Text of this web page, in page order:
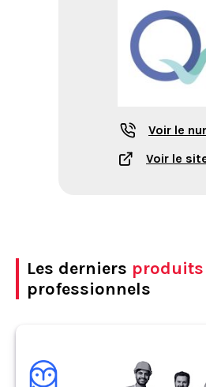
Voir le
Voir le
Les derniers produits
professionnels